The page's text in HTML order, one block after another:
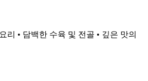
리 • 담백한 수육 및 전골 • 깊은 맛의